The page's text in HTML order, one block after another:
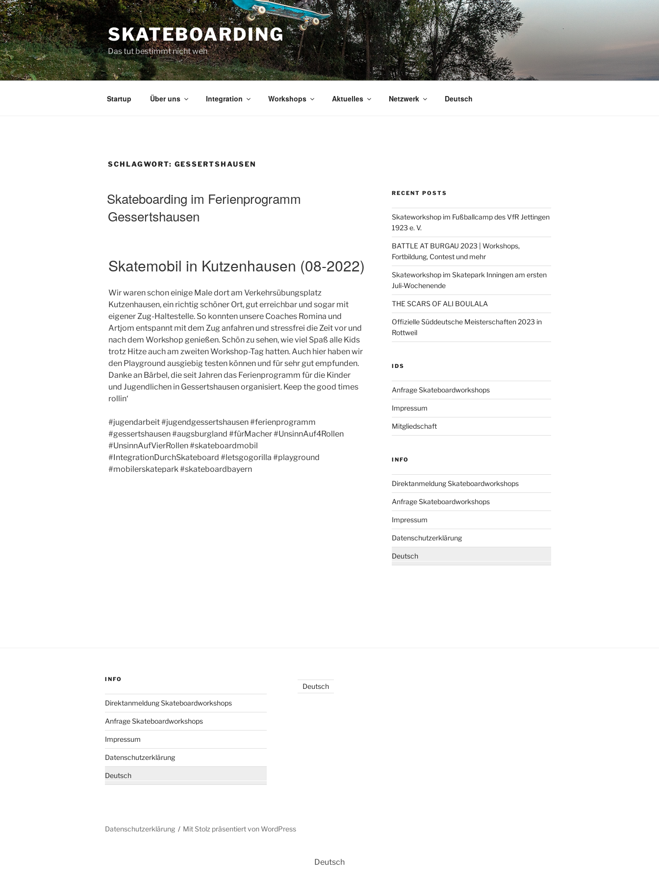
Zum
Inhalt
springen
SKATEBOARDING
Das tut bestimmt nicht weh
Startup Über uns Integration Workshops Aktuelles Netzwerk Deutsch
SCHLAGWORT: GESSERTSHAUSEN
Skateboarding im Ferienprogramm
Gessertshausen
Skatemobil in Kutzenhausen (08-2022)
Wir waren schon einige Male dort am Verkehrsübungsplatz
Kutzenhausen, ein richtig schöner Ort, gut erreichbar und sogar mit
eigener Zug-Haltestelle. So konnten unsere Coaches Romina und
Artjom entspannt mit dem Zug anfahren und stressfrei die Zeit vor und
nach dem Workshop genießen. Schön zu sehen, wie viel Spaß alle Kids
trotz Hitze auch am zweiten Workshop-Tag hatten. Auch hier haben wir
den Playground ausgiebig testen können und für sehr gut empfunden.
Danke an Bärbel, die seit Jahren das Ferienprogramm für die Kinder
und Jugendlichen in Gessertshausen organisiert. Keep the good times
rollin‘
#jugendarbeit #jugendgessertshausen #ferienprogramm
#gessertshausen #augsburgland #fürMacher #UnsinnAuf4Rollen
#UnsinnAufVierRollen #skateboardmobil
#IntegrationDurchSkateboard #letsgogorilla #playground
#mobilerskatepark #skateboardbayern
RECENT POSTS
Skateworkshop im Fußballcamp des VfR Jettingen
1923 e. V.
BATTLE AT BURGAU 2023 | Workshops,
Fortbildung, Contest und mehr
Skateworkshop im Skatepark Inningen am ersten
Juli-Wochenende
THE SCARS OF ALI BOULALA
Offizielle Süddeutsche Meisterschaften 2023 in
Rottweil
IDS
Anfrage Skateboardworkshops
Impressum
Mitgliedschaft
INFO
Direktanmeldung Skateboardworkshops
Anfrage Skateboardworkshops
Impressum
Datenschutzerklärung
Deutsch
INFO
Direktanmeldung Skateboardworkshops
Anfrage Skateboardworkshops
Impressum
Datenschutzerklärung
Deutsch
Deutsch
Datenschutzerklärung Mit Stolz präsentiert von WordPress
Deutsch